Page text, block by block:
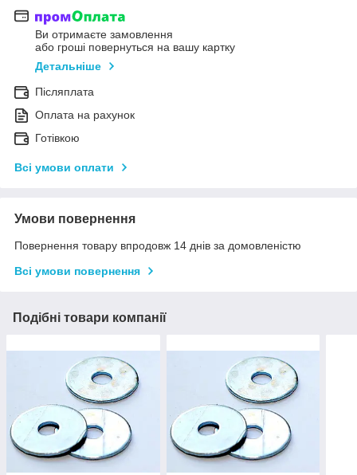
Ви отримаєте замовлення
або гроші повернуться на вашу картку
Детальніше
Післяплата
Оплата на рахунок
Готівкою
Всі умови оплати
Умови повернення
Повернення товару впродовж 14 днів за домовленістю
Всі умови повернення
Подібні товари компанії